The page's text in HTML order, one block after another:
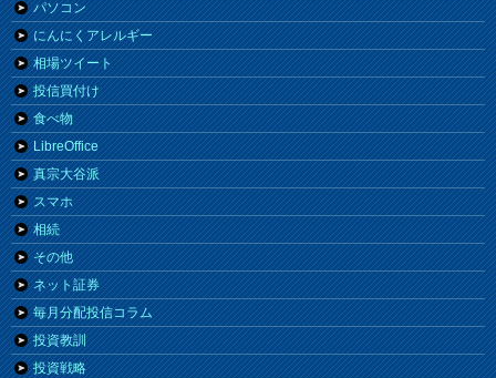
パソコン
にんにくアレルギー
相場ツイート
投信買付け
食べ物
LibreOffice
真宗大谷派
スマホ
相続
その他
ネット証券
毎月分配投信コラム
投資教訓
投資戦略